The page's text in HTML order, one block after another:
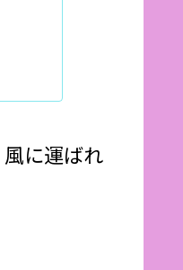
に運ばれ